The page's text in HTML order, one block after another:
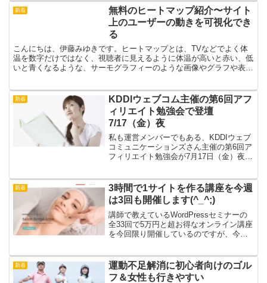
新着
無料のヒートマップ紹介〜サイト
上のユーザーの動きを可視化でき
る
こんにちは、伊藤みゆきです。ヒートマップとは、TVなどでよく体
温を数字だけではなく、視聴者に見えるように体温が高いと赤い、低
いと青くなるような、サーモグラフィーのような画像やグラフや表な
新着
KDDIウェブコム主催の第6回アフ
ィリエイト勉強会で登壇
7/17（金）夜
私も運営メンバーでもある、KDDIウェブ
コミュニケーションズさん主催の第6回ア
フィリエイト勉強会が7月17日（金）夜に
ーワードで１位を取ろうとしているので
すが、まだ５月...
新着
3時間で1サイトを作る講座を今週
は3回も開催します(^_^;)
講師で教えているWordPressセミナーの
全33回で5万円と超お得なオンライン講座
を今回限り開催しているのですが、今週
トを約3時間で作りましたが、途中ホーム
ページ...
新着
運動不足解消に初心者向けのゴル
フ＆女性も行きやすい